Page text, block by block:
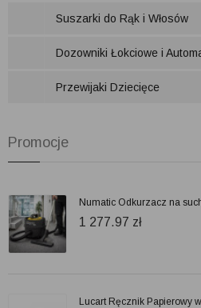
Suszarki do Rąk i Włosów
Dozowniki Łokciowe i
Przewijaki Dziecięce
Promocje
Numatic Odkurzacz na
1 277.97 zł
Lucart Ręcznik Papierowy